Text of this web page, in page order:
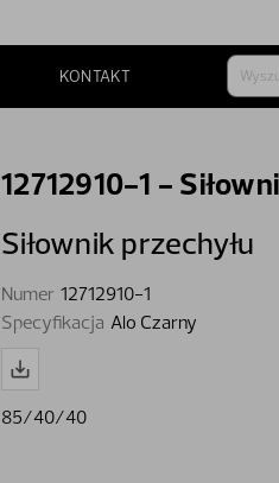
KONTAKT
12712910-1 -
Siłownik przechyłu
Numer 12712910-1
Specyfikacja Alo Czarny
85/40/40